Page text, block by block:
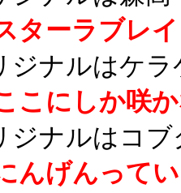
ーラブレ
ナルはケラ
にしか咲
ナルはコブ
んげんって